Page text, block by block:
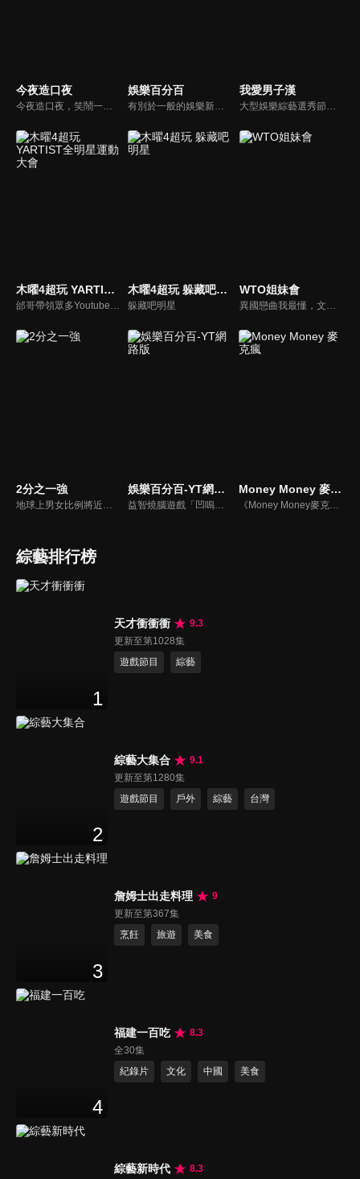
今夜造口夜
今夜造口夜，笑鬧一整夜。以網路自製嘲諷節目走紅、在網路擁有廣大支持群眾和影響力的主播「視網膜」，藉此一揉合綜藝與喜劇之談話性節目，帶觀眾以輕鬆之方式，瞭解時下最熱門、最能引起共鳴的社會議題、現象和人物。 多元的切入角度、最輕鬆易懂的議題剖析、言論尺度不設限！
娛樂百分百
有別於一般的娛樂新聞播報，透過遊戲、粉絲互動認識大明星們的真性情，歌唱單元讓你享受歌手們天籟般的歌聲，各式專題報導是為最佳懶人包，掌握最新娛樂動態，求新求變的節目單元刺激你的感官、滿足你的視覺，帶給你滿滿的歡笑，洗去整日的疲憊！
我愛男子漢
大型娛樂綜藝選秀節目《我愛男子漢》強勢登場！打造全新華語男子團體！各個參賽者無不卯足全力，使出看家本領只為登上夢想殿堂！為了擄獲評審芳心，哪些參賽者會使出意想不到的絕招呢？獨家精彩內容搶先看，想知道有什麼大來賓大駕光臨？想知道有那些爆笑互動內容？
木曜4超玩 YARTIST全明星運動大會
邰哥帶領眾多Youtuber舉辦運動會，全部人都動起來！木曜4超玩傾盡全力全新大型力作，集結YARTIST一同揮灑汗水爭取榮譽！
木曜4超玩 躲藏吧明星
躲藏吧明星
WTO姐妹會
異國戀曲我最懂，文化衝擊大不同！到底新住民怎麼看台灣？讓我們與主持人和來自世界各地的外國朋友，一起聊聊不同國家文化差異、衝擊、風俗、語言學習經驗、婚姻生活等。
2分之一強
地球上男女比例將近一比一，也就是有二分之一的女人。我們認為新世代的女人不論在能力、經濟、教育、工作上都不輸男人，這些獨立自主的女人早已撐起半邊天，她們有自己的價值觀和感情觀，我們稱她們是『二分之一強』。
娛樂百分百-YT網路版
益智燒腦遊戲「凹嗚狼人殺」激發你的邏輯推理能力，偶像巨星雲集，全球娛樂資訊，一手掌握不脫節！2025全新升級改版，盡在《娛樂百分百-YT網路版》！
Money Money 麥克瘋
《Money Money麥克瘋》節目強調不比音準、不比音色，也不比外型、外貌、氣質、長相等如何，只強調只要歌詞記得牢，就可以參加比賽。
綜藝排行榜
1
天才衝衝衝
9.3
更新至第1028集
遊戲節目
綜藝
2
綜藝大集合
9.1
更新至第1280集
遊戲節目
戶外 綜藝 台灣
3
詹姆士出走料理
9
更新至第367集
烹飪
旅遊 美食
4
福建一百吃
8.3
全30集
紀錄片
文化 中國 美食
綜藝新時代
8.3